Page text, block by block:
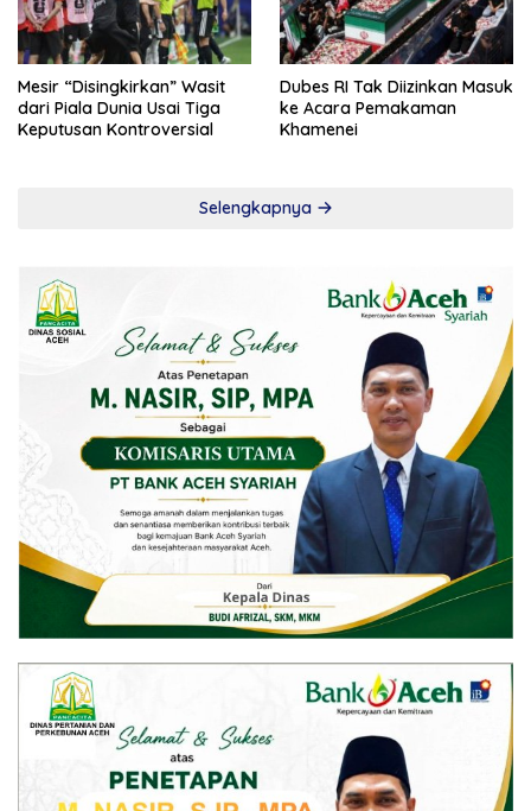
Mesir “Disingkirkan” Wasit
dari Piala Dunia Usai Tiga
Keputusan Kontroversial
Dubes RI Tak Diizinkan Masuk
ke Acara Pemakaman
Khamenei
Selengkapnya